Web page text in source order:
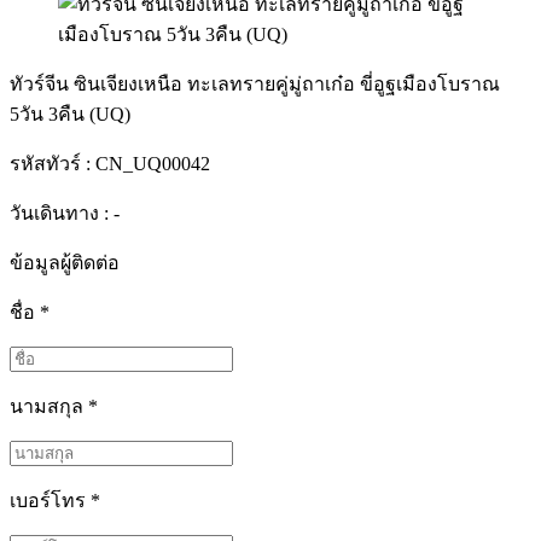
ทัวร์จีน ซินเจียงเหนือ ทะเลทรายคู่มู่ถาเก๋อ ขี่อูฐเมืองโบราณ
5วัน 3คืน (UQ)
รหัสทัวร์ : CN_UQ00042
วันเดินทาง : -
ข้อมูลผู้ติดต่อ
ชื่อ *
นามสกุล *
เบอร์โทร *